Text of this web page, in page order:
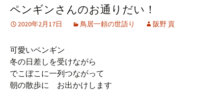
ペンギンさんのお通りだい！
2020年2月17日 鳥居一頼の世語り 阪野 貢
可愛いペンギン
冬の日差しを受けながら
でこぼこに一列つながって
朝の散歩に お出かけします